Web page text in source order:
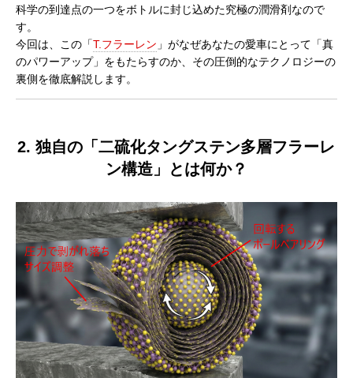
科学の到達点の一つをボトルに封じ込めた究極の潤滑剤なので
す。
今回は、この「T.フラーレン 」がなぜあなたの愛車にとって「真
のパワーアップ」をもたらすのか、その圧倒的なテクノロジーの
裏側を徹底解説します。
2. 独自の「二硫化タングステン多層フラーレ
ン構造」とは何か？